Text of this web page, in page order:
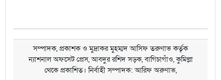
সম্পাদক, প্রকাশক ও মুদ্রাকর মুহম্মদ আসিফ তরুণাভ কর্তৃক
ন্যাশনাল অফসেট প্রেস, আবদুর রশিদ সড়ক, বাগিচাগাঁও, কুমিল্লা
থেকে প্রকাশিত। নির্বাহী সম্পাদক: আরিফ অরুণাভ,